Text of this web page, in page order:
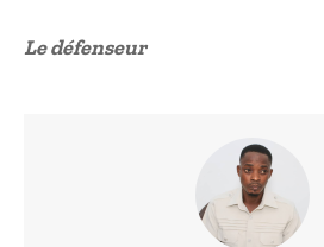
Le défenseur